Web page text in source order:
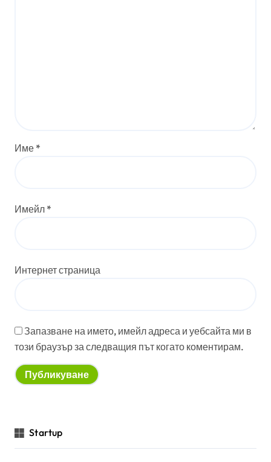
Име *
Имейл *
Интернет страница
Запазване на името, имейл адреса и уебсайта ми в
този браузър за следващия път когато коментирам.
Startup